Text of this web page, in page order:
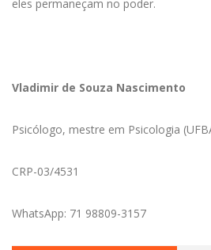
eles permaneçam no poder.
Vladimir de Souza Nascimento
Psicólogo, mestre em Psicologia
CRP-03/4531
WhatsApp: 71 98809-3157